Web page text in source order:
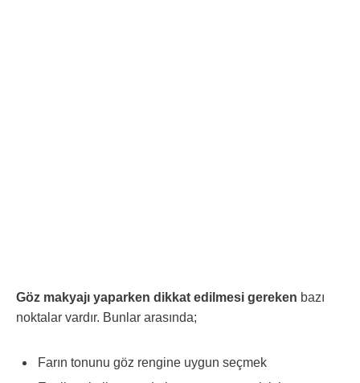
Göz makyajı yaparken dikkat edilmesi gereken bazı
noktalar vardır. Bunlar arasında;
Farın tonunu göz rengine uygun seçmek